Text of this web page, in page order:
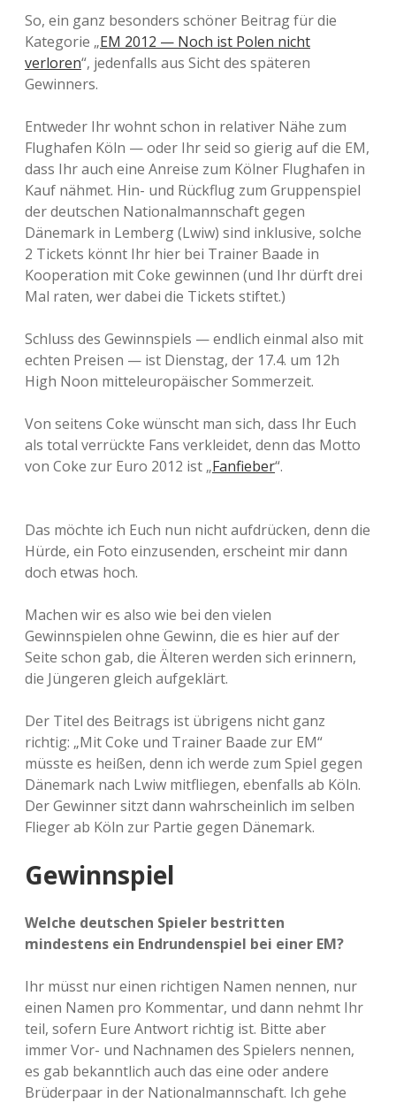
So, ein ganz besonders schöner Beitrag für die
Kategorie „EM 2012 — Noch ist Polen nicht
verloren“, jedenfalls aus Sicht des späteren
Gewinners.
Entweder Ihr wohnt schon in relativer Nähe zum
Flughafen Köln — oder Ihr seid so gierig auf die EM,
dass Ihr auch eine Anreise zum Kölner Flughafen in
Kauf nähmet. Hin- und Rückflug zum Gruppenspiel
der deutschen Nationalmannschaft gegen
Dänemark in Lemberg (Lwiw) sind inklusive, solche
2 Tickets könnt Ihr hier bei Trainer Baade in
Kooperation mit Coke gewinnen (und Ihr dürft drei
Mal raten, wer dabei die Tickets stiftet.)
Schluss des Gewinnspiels — endlich einmal also mit
echten Preisen — ist Dienstag, der 17.4. um 12h
High Noon mitteleuropäischer Sommerzeit.
Von seitens Coke wünscht man sich, dass Ihr Euch
als total verrückte Fans verkleidet, denn das Motto
von Coke zur Euro 2012 ist „Fanfieber“.
Das möchte ich Euch nun nicht aufdrücken, denn die
Hürde, ein Foto einzusenden, erscheint mir dann
doch etwas hoch.
Machen wir es also wie bei den vielen
Gewinnspielen ohne Gewinn, die es hier auf der
Seite schon gab, die Älteren werden sich erinnern,
die Jüngeren gleich aufgeklärt.
Der Titel des Beitrags ist übrigens nicht ganz
richtig: „Mit Coke und Trainer Baade zur EM“
müsste es heißen, denn ich werde zum Spiel gegen
Dänemark nach Lwiw mitfliegen, ebenfalls ab Köln.
Der Gewinner sitzt dann wahrscheinlich im selben
Flieger ab Köln zur Partie gegen Dänemark.
Gewinnspiel
Welche deutschen Spieler bestritten
mindestens ein Endrundenspiel bei einer EM?
Ihr müsst nur einen richtigen Namen nennen, nur
einen Namen pro Kommentar, und dann nehmt Ihr
teil, sofern Eure Antwort richtig ist. Bitte aber
immer Vor- und Nachnamen des Spielers nennen,
es gab bekanntlich auch das eine oder andere
Brüderpaar in der Nationalmannschaft. Ich gehe